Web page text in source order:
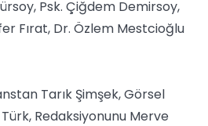
Psk. Çiğdem Demirsoy,
Fırat, Dr. Özlem Mestcioğlu
Tarık Şimşek, Görsel
Redaksiyonunu Merve